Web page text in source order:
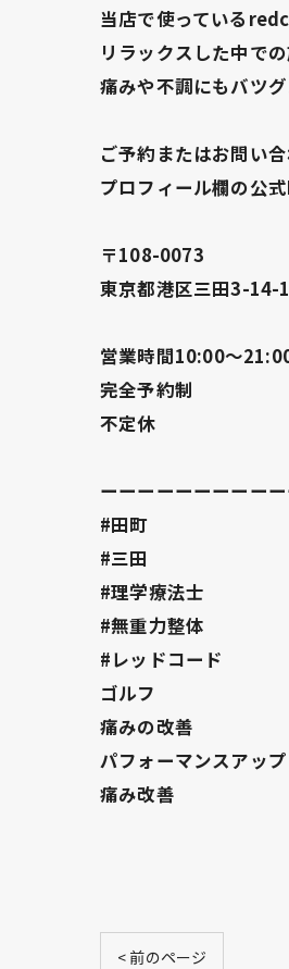
当店で使っている
リラックスした中で
痛みや不調にもバツグ
ご予約またはお問い
プロフィール欄の公
〒108-0073
東京都港区三田3-14-
営業時間10:00〜
完全予約制
不定休
ーーーーーーーーー
#田町
#三田
#理学療法士
#無重力整体
#レッドコード
ゴルフ
痛みの改善
パフォーマンスアップ
痛み改善
< 前のページ